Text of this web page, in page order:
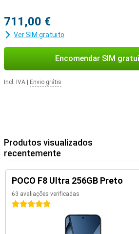
711,00 €
Ver SIM gratuito
Encomendar SIM
Incl. IVA Envio grátis
Produtos visualizados
recentemente
POCO F8 Ultra 256GB Preto
63 avaliações verificadas
5 estrelas